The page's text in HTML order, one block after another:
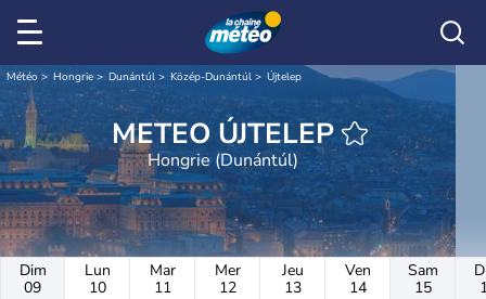
Météo Hongrie Dunántúl Közép-Dunántúl Újtelep
METEO ÚJTELEP
Hongrie (Dunántúl)
Dim
09
Lun
10
Mar
11
Mer
12
Jeu
13
Ven
14
Sam
15